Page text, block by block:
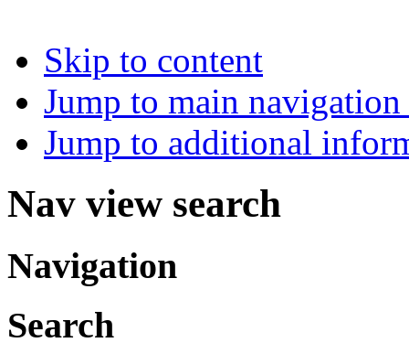
Skip to content
Jump to main
Jump to additional
Nav view search
Navigation
Search